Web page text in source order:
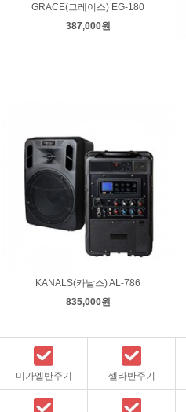
GRACE(그레이스) EG-180
387,000원
KANALS(카날스) AL-786
835,000원
미가엘반주기 셀라반주기